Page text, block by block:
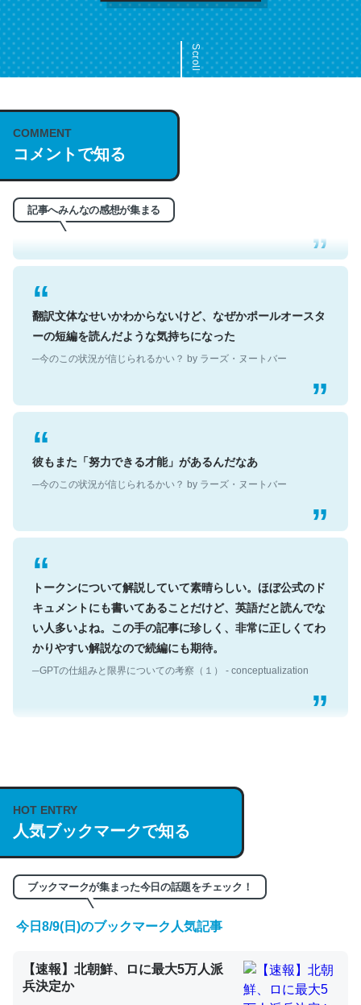
Scroll
COMMENT
コメントで知る
記事へみんなの感想が集まる
う。英語少しでも読める人は原文もお勧め。自分はこの流
れ好き。Let’s Fucking Go. Then Covid hit. Shit.
─今のこの状況が信じられるかい？ by ラーズ・ヌートバー
翻訳文体なせいかわからないけど、なぜかポールオースタ
ーの短編を読んだような気持ちになった
彼もまた「努力できる才能」があるんだなあ
トークンについて解説していて素晴らしい。ほぼ公式のド
キュメントにも書いてあることだけど、英語だと読んでな
い人多いよね。この手の記事に珍しく、非常に正しくてわ
かりやすい解説なので続編にも期待。
説してる記事が少ないので貴重な良記事。/続編来た
https://isobe324649.hatenablog.com/entry/2023/03/27
/064121
─GPTの仕組みと限界についての考察（１） - conceptualization
くらい。小説でいう「ずっと前の伏線」は回収されないけ
ど、短期記憶というには多い分量。進化すればするほど分
HOT ENTRY
人気ブックマークで知る
ブックマークが集まった今日の話題をチェック！
今日8/9(日)のブックマーク人気記事
【速報】北朝鮮、ロに最大5万人派
兵決定か